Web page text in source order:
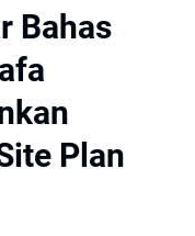
Bahas
Plan